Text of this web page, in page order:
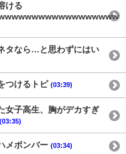
ける
タなら…と思わずにはい
つけるトピ (03:39)
女子高生、胸がデカすぎ
(03:35)
メボンバー (03:34)